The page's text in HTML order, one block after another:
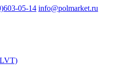
05-14 info@polmarket.ru